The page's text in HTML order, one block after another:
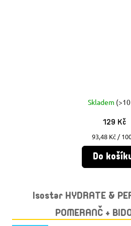
Skladem
129 Kč
Měrná
cena:
93,48 Kč /
Do
Isostar HYDRATE &
POMERANČ +